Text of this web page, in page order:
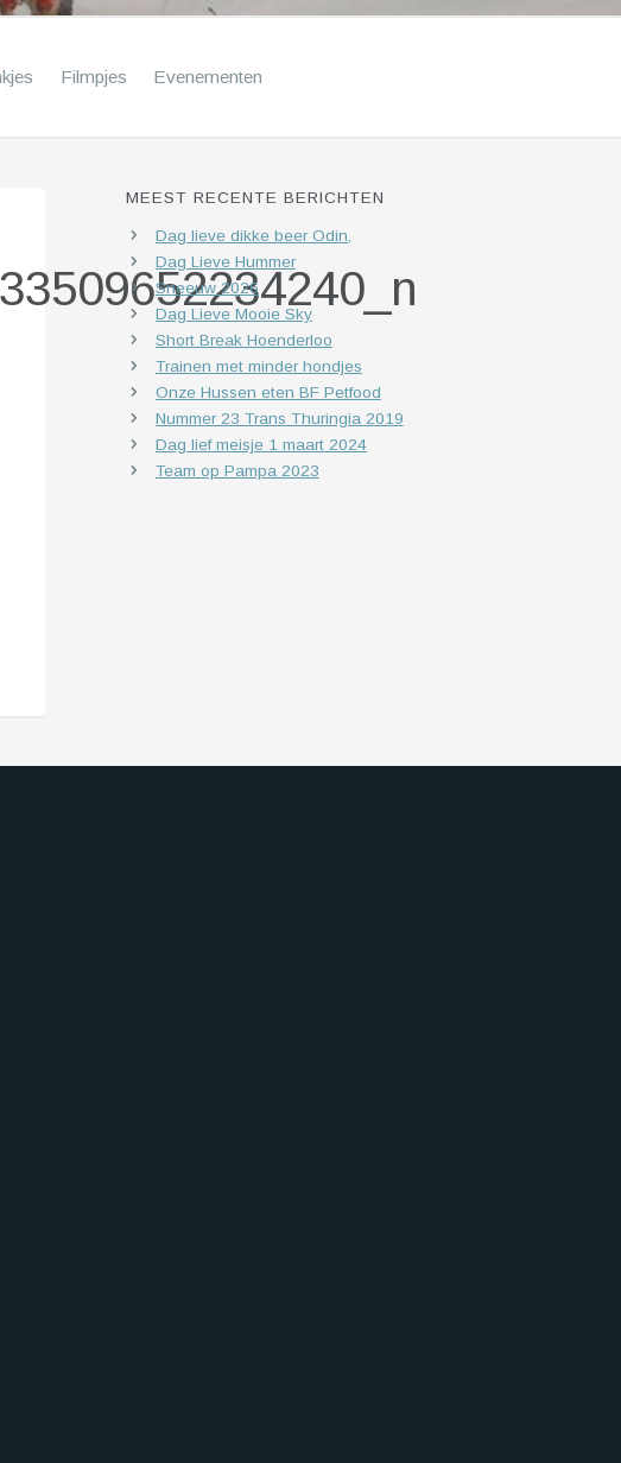
Filmpjes Evenementen
MEEST RECENTE BERICHTEN
Dag lieve dikke beer Odin,
Dag Lieve Hummer
Sneeuw 2026
Dag Lieve Mooie Sky
Short Break Hoenderloo
Trainen met minder hondjes
Onze Hussen eten BF Petfood
Nummer 23 Trans Thuringia 2019
Dag lief meisje 1 maart 2024
Team op Pampa 2023